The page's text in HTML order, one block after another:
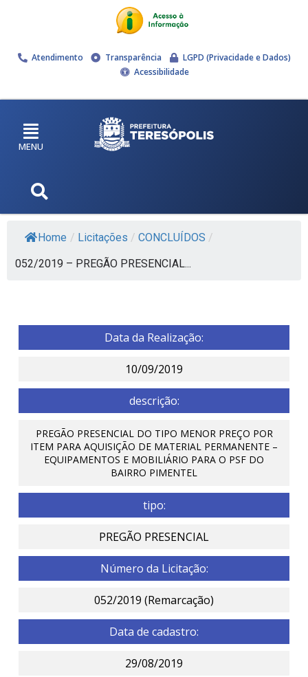
Atendimento Transparência
LGPD (Privacidade e Dados)
Acessibilidade
MENU
Home / Licitações / CONCLUÍDOS /
052/2019 – PREGÃO PRESENCIAL...
Data da Realização:
10/09/2019
descrição:
PREGÃO PRESENCIAL DO TIPO MENOR PREÇO POR
ITEM PARA AQUISIÇÃO DE MATERIAL PERMANENTE –
EQUIPAMENTOS E MOBILIÁRIO PARA O PSF DO
BAIRRO PIMENTEL
tipo:
PREGÃO PRESENCIAL
Número da Licitação:
052/2019 (Remarcação)
Data de cadastro:
29/08/2019